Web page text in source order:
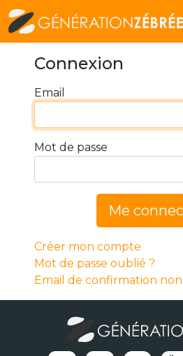
Connexion
Email
Mot de passe
Me
Créer mon compte
Mot de passe oublié ?
Email de confirmation